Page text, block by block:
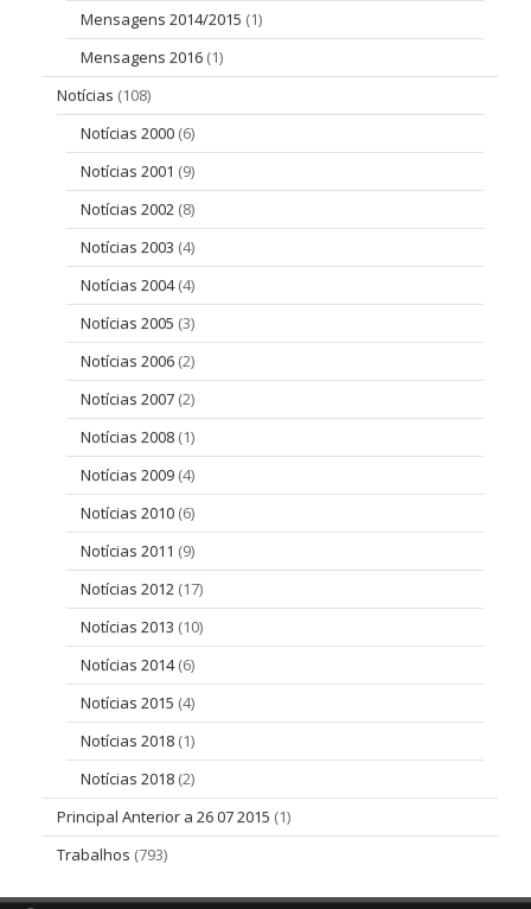
Mensagens 2014/2015 (1)
Mensagens 2016 (1)
Notícias (108)
Notícias 2000 (6)
Notícias 2001 (9)
Notícias 2002 (8)
Notícias 2003 (4)
Notícias 2004(4)
Notícias 2005 (3)
Notícias 2006 (2)
Notícias 2007 (2)
Notícias 2008 (1)
Notícias 2009 (4)
Notícias 2010 (6)
Notícias 2011 (9)
Notícias 2012 (17)
Notícias 2013 (10)
Notícias 2014(6)
Notícias 2015 (4)
Notícias 2018 (1)
Notícias 2018 (2)
Principal Anterior a 26 07 2015 (1)
Trabalhos (793)